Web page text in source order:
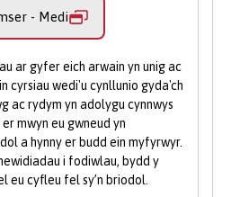
Ar-lein: Cyflwynwch
ein porth ar-lein gan na
cais trwy UCAS i
amser.
R a Python er mwyn
busnes go iawn ac
fel diogelwch data,
ar ein llawr
i chi gymhwyso'ch
mewn efelychiadau
byd-eang Stocktrak
- Medi
ar gyfer eich arwain yn unig ac
cyrsiau wedi'u cynllunio gyda'ch
ac rydym yn adolygu cynnwys
mwyn eu gwneud yn
a hynny er budd ein myfyrwyr.
i fodiwlau, bydd y
eu cyfleu fel sy’n briodol.